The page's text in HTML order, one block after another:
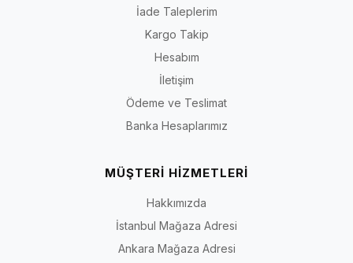
İade Taleplerim
Kargo Takip
Hesabım
İletişim
Ödeme ve Teslimat
Banka Hesaplarımız
MÜŞTERİ HİZMETLERİ
Hakkımızda
İstanbul Mağaza Adresi
Ankara Mağaza Adresi